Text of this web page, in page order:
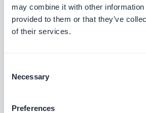
may combine it with other information
provided to them or that they’ve
of their services.
Selection
Necessary
Preferences
udvidelser
Med Make-udvidelsen
tusindvis af andre